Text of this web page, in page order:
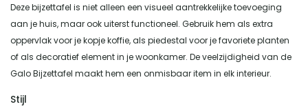
Deze bijzettafel is niet alleen een visueel aantrekkelijke toevoeging
aan je huis, maar ook uiterst functioneel. Gebruik hem als extra
oppervlak voor je kopje koffie, als piedestal voor je favoriete planten
of als decoratief element in je woonkamer. De veelzijdigheid van de
Galo Bijzettafel maakt hem een onmisbaar item in elk interieur.
Stijl